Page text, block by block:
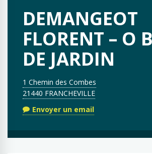
DEMANGEOT
FLORENT – O
DE JARDIN
1 Chemin des Combes
21440 FRANCHEVILLE
Envoyer un email